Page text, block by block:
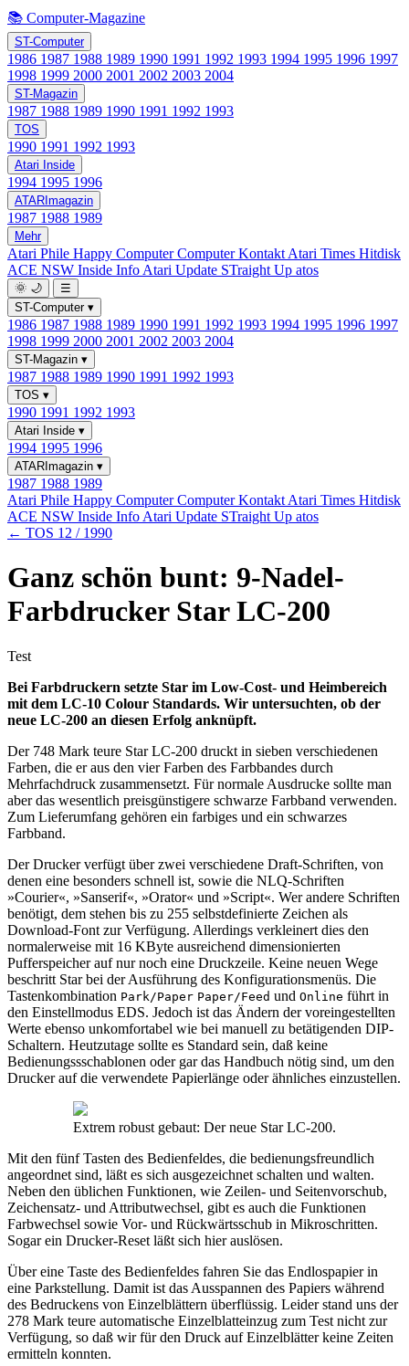
📚 Computer-Magazine
ST-Computer
1986 1987 1988 1989 1990 1991 1992 1993 1994 1995 1996 1997
1998 1999 2000 2001 2002 2003 2004
ST-Magazin
1987 1988 1989 1990 1991 1992 1993
TOS
1990 1991 1992 1993
Atari Inside
1994 1995 1996
ATARImagazin
1987 1988 1989
Mehr
Atari Phile Happy ComputerComputer Kontakt Atari Times Hitdisk
ACE NSW Inside Info Atari Update STraight Up atos
🌞 🌙
☰
ST-Computer ▾
1986 1987 1988 1989 1990 1991 1992 1993 1994 1995 1996 1997
1998 1999 2000 2001 2002 2003 2004
ST-Magazin ▾
1987 1988 1989 1990 1991 1992 1993
TOS ▾
1990 1991 1992 1993
Atari Inside ▾
1994 1995 1996
ATARImagazin ▾
1987 1988 1989
Atari Phile Happy ComputerComputer Kontakt Atari Times Hitdisk
ACE NSW Inside Info Atari Update STraight Up atos
← TOS 12 / 1990
Ganz schön bunt: 9-Nadel-
Farbdrucker Star LC-200
Test
Bei Farbdruckern setzte Star im Low-Cost- und Heimbereich
mit dem LC-10 Colour Standards. Wir untersuchten, ob der
neue LC-200 an diesen Erfolg anknüpft.
Der 748 Mark teure Star LC-200 druckt in sieben verschiedenen
Farben, die er aus den vier Farben des Farbbandes durch
Mehrfachdruck zusammensetzt. Für normale Ausdrucke sollte man
aber das wesentlich preisgünstigere schwarze Farbband verwenden.
Zum Lieferumfang gehören ein farbiges und ein schwarzes
Farbband.
Der Drucker verfügt über zwei verschiedene Draft-Schriften, von
denen eine besonders schnell ist, sowie die NLQ-Schriften
»Courier«, »Sanserif«, »Orator« und »Script«. Wer andere Schriften
benötigt, dem stehen bis zu 255 selbstdefinierte Zeichen als
Download-Font zur Verfügung. Allerdings verkleinert dies den
normalerweise mit 16 KByte ausreichend dimensionierten
Pufferspeicher auf nur noch eine Druckzeile. Keine neuen Wege
beschritt Star bei der Ausführung des Konfigurationsmenüs. Die
Tastenkombination Park/Paper Paper/Feed und Online führt in
den Einstellmodus EDS. Jedoch ist das Ändern der voreingestellten
Werte ebenso unkomfortabel wie bei manuell zu betätigenden DIP-
Schaltern. Heutzutage sollte es Standard sein, daß keine
Bedienungssschablonen oder gar das Handbuch nötig sind, um den
Drucker auf die verwendete Papierlänge oder ähnliches einzustellen.
Extrem robust gebaut: Der neue Star LC-200.
Mit den fünf Tasten des Bedienfeldes, die bedienungsfreundlich
angeordnet sind, läßt es sich ausgezeichnet schalten und walten.
Neben den üblichen Funktionen, wie Zeilen- und Seitenvorschub,
Zeichensatz- und Attributwechsel, gibt es auch die Funktionen
Farbwechsel sowie Vor- und Rückwärtsschub in Mikroschritten.
Sogar ein Drucker-Reset läßt sich hier auslösen.
Über eine Taste des Bedienfeldes fahren Sie das Endlospapier in
eine Parkstellung. Damit ist das Ausspannen des Papiers während
des Bedruckens von Einzelblättern überflüssig. Leider stand uns der
278 Mark teure automatische Einzelblatteinzug zum Test nicht zur
Verfügung, so daß wir für den Druck auf Einzelblätter keine Zeiten
ermitteln konnten.